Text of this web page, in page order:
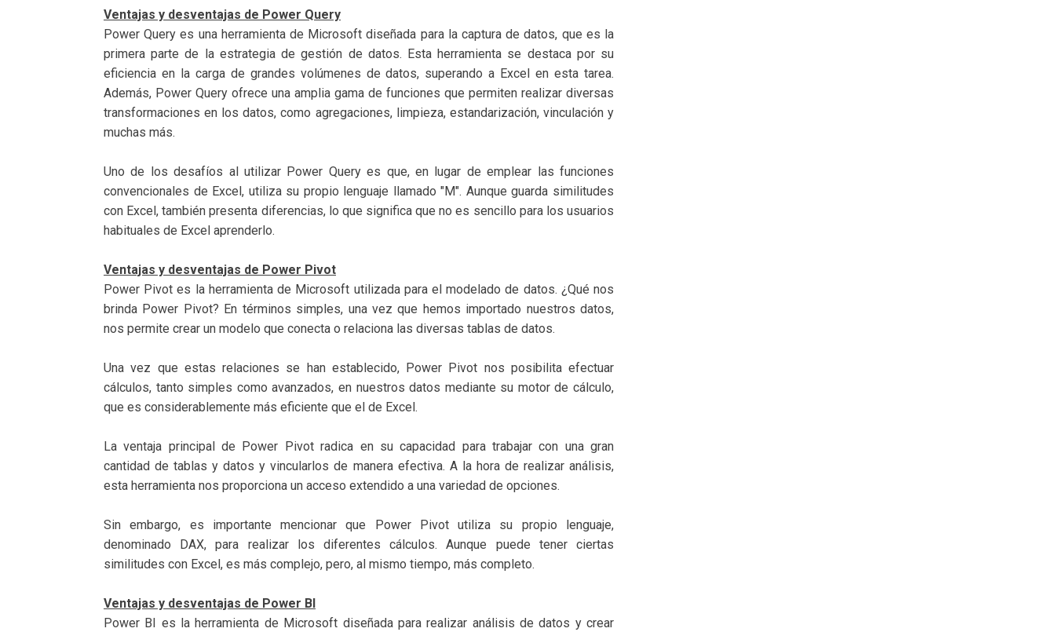
Ventajas y desventajas de Power Query
Power Query es una herramienta de Microsoft diseñada para la captura de datos, que es la
primera parte de la estrategia de gestión de datos. Esta herramienta se destaca por su
eficiencia en la carga de grandes volúmenes de datos, superando a Excel en esta tarea.
Además, Power Query ofrece una amplia gama de funciones que permiten realizar diversas
transformaciones en los datos, como agregaciones, limpieza, estandarización, vinculación y
muchas más.
Uno de los desafíos al utilizar Power Query es que, en lugar de emplear las funciones
convencionales de Excel, utiliza su propio lenguaje llamado "M". Aunque guarda similitudes
con Excel, también presenta diferencias, lo que significa que no es sencillo para los usuarios
habituales de Excel aprenderlo.
Ventajas y desventajas de Power Pivot
Power Pivot es la herramienta de Microsoft utilizada para el modelado de datos. ¿Qué nos
brinda Power Pivot? En términos simples, una vez que hemos importado nuestros datos,
nos permite crear un modelo que conecta o relaciona las diversas tablas de datos.
Una vez que estas relaciones se han establecido, Power Pivot nos posibilita efectuar
cálculos, tanto simples como avanzados, en nuestros datos mediante su motor de cálculo,
que es considerablemente más eficiente que el de Excel.
La ventaja principal de Power Pivot radica en su capacidad para trabajar con una gran
cantidad de tablas y datos y vincularlos de manera efectiva. A la hora de realizar análisis,
esta herramienta nos proporciona un acceso extendido a una variedad de opciones.
Sin embargo, es importante mencionar que Power Pivot utiliza su propio lenguaje,
denominado DAX, para realizar los diferentes cálculos. Aunque puede tener ciertas
similitudes con Excel, es más complejo, pero, al mismo tiempo, más completo.
Ventajas y desventajas de Power BI
Power BI es la herramienta de Microsoft diseñada para realizar análisis de datos y crear